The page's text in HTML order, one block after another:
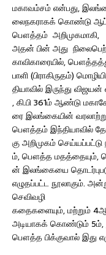
மகாவம்சம் என்பது,
லைநகராகக் கொண்டு
பௌத்தம் அறிமுகமாகி,
அதன் பின் அது
காவிகாரையில்,
பாளி (பிராகிருதம்)
தியாவில் இருந்து
, கி.பி 361ம் ஆண்டு
ரை இலங்கையின் வரலாற்று
பௌத்தம் இந்தியாவில்
கு அறிமுகம் செய்யப்பட்டு
ம், பௌத்த மதத்தையும்,
ன் இலங்கையை
எழுதப்பட்ட நூலாகும்.
செவிவழி
கதைகளையும், மற்றும்
அடியாகக் கொண்டும் 5ம்,
பௌத்த பிக்குவால் இது